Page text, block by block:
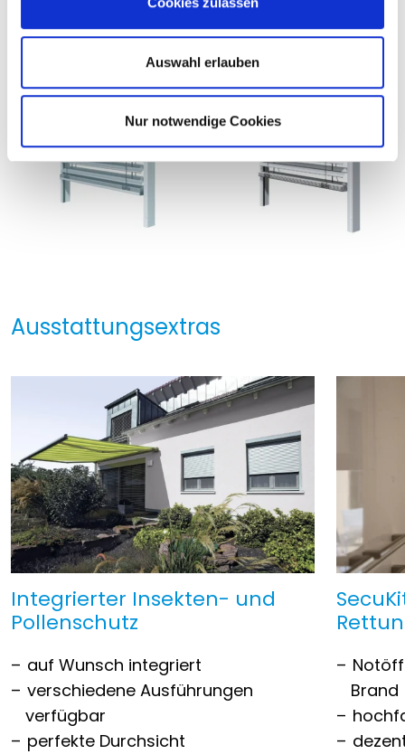
Auswahl erlauben
Nur notwendige Cookies
Ausstattungsextras
Integrierter Insekten- und
Pollenschutz
auf Wunsch integriert
verschiedene Ausführungen
verfügbar
perfekte Durchsicht
Brand